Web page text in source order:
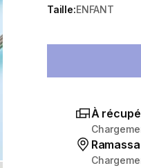
Taille:ENFANT
À